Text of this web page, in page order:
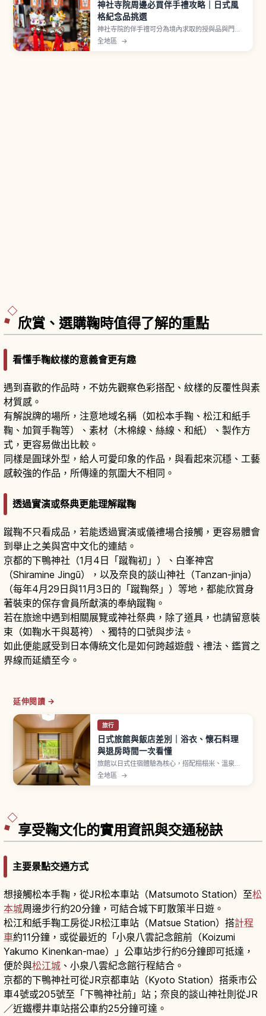
神社寺院周邊必買伴手禮攻略｜日式風
格紀念品挑選
神社寺院的伴手禮可分為境內求取的授與品與門前
町販售的紀念品兩類。御守為宗教意義物品，初穗
全地區 →
欣賞、選購鞠時值得了解的重點
看懂手鞠紋樣的意義會更有趣
遇到喜歡的作品時，不妨先觀察色彩搭配、紋樣的反覆性與素
材質感。
有解說牌的場所，注意地域名稱（如松本手鞠、松江和紙手
鞠、加賀手鞠等）、素材（木棉線、絲線、和紙）、製作方
式，更容易做出比較。
同樣是圓球外型，給人可愛印象的作品，與看起來沉穩、工藝
感較強的作品，所傳達的氛圍大不相同。
透過實演或祭典更能理解蹴鞠
蹴鞠不只看成品，若能透過實演或儀禮場合接觸，更容易體會
到舉止之美與宮中文化的連結。
京都的下鴨神社（1月4日「蹴鞠初」）、白峯神宮
（Shiramine Jingū），以及奈良的談山神社（Tanzan-jinja）
（每年4月29日與11月3日的「蹴鞠祭」）等地，都能欣賞身
著裝束的保存會員所獻演的奉納蹴鞠。
若在旅途中遇到相關展覽或神社祭典，除了道具，也請留意裝
束（如鞠水干與葛袴）、獨特的口號與步法。
如此便能感受到日本傳統文化是如何跨越遊戲、禮法、鑑賞之
界線而延續至今。
延伸閱讀 →
旅行
日式旅館與飯店差別｜浴衣、懷石料理
與退房時間一次看懂
旅館以日式住宿體驗為核心，搭配榻榻米、溫泉、
浴衣與懷石料理，多數提供一泊二食方案。飯店則
全地區 →
享受鞠文化的實用資訊與交通秘訣
主要景點交通方式
想接觸松本手鞠，從JR松本車站（Matsumoto Station）至松
本城周邊步行約20分鐘，可結合城下町散策半日遊。
松江和紙手鞠工房從JR松江車站（Matsue Station）搭計程
車約11分鐘，或從最近的「小泉八雲記念館前（Koizumi
Yakumo Kinenkan-mae）」公車站步行約6分鐘即可抵達，
便於與松江城 、小泉八雲紀念館行程結合。
京都的下鴨神社可從JR京都車站（Kyoto Station）搭乘市公
車4號或205號至「下鴨神社前」站；奈良的談山神社則從JR
／近鐵櫻井車站搭公車約25分鐘可達。